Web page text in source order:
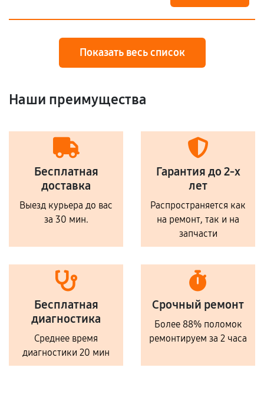
Показать весь список
Наши преимущества
Бесплатная
доставка
Выезд курьера до вас
за 30 мин.
Гарантия до 2-х
лет
Распространяется как
на ремонт, так и на
запчасти
Бесплатная
диагностика
Среднее время
диагностики 20 мин
Срочный ремонт
Более 88% поломок
ремонтируем за 2 часа